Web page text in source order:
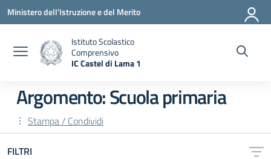
Vai ai contenuti
Vai al menu di navigazione
Vai al footer
Ministero dell'Istruzione e del Merito
Istituto Scolastico
Comprensivo
IC Castel di Lama 1
Argomento: Scuola primaria
Stampa / Condividi
FILTRI